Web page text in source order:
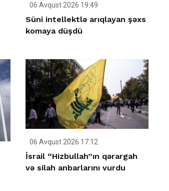
06 Avqust 2026 19:49
Süni intellektlə arıqlayan şəxs
komaya düşdü
06 Avqust 2026 17:12
İsrail “Hizbullah”ın qərargah
və silah anbarlarını vurdu